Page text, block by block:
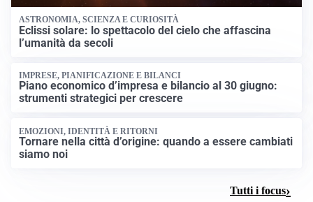
ASTRONOMIA, SCIENZA E CURIOSITÀ
Eclissi solare: lo spettacolo del cielo che affascina
l’umanità da secoli
IMPRESE, PIANIFICAZIONE E BILANCI
Piano economico d’impresa e bilancio al 30 giugno:
strumenti strategici per crescere
EMOZIONI, IDENTITÀ E RITORNI
Tornare nella città d’origine: quando a essere cambiati
siamo noi
Tutti i focus